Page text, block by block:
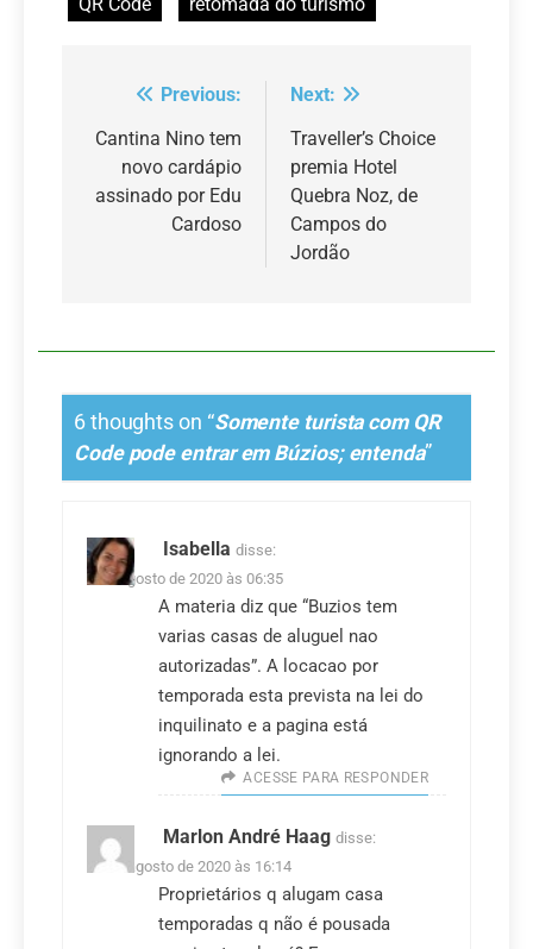
Navegação
de
Post
Previous:
Cantina Nino tem
novo cardápio
assinado por Edu
Cardoso
Next:
Traveller’s Choice
premia Hotel
Quebra Noz, de
Campos do
Jordão
6 thoughts on “Somente turista com QR
Code pode entrar em Búzios; entenda”
Isabella disse:
7 de agosto de 2020 às 06:35
A materia diz que “Buzios tem
varias casas de aluguel nao
autorizadas”. A locacao por
temporada esta prevista na lei do
inquilinato e a pagina está
ignorando a lei.
ACESSE PARA RESPONDER
Marlon André Haag disse:
18 de agosto de 2020 às 16:14
Proprietários q alugam casa
temporadas q não é pousada